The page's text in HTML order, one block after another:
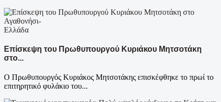
Ελλάδα
Επίσκεψη του Πρωθυπουργού Κυριάκου Μητσοτάκη
στο...
Ο Πρωθυπουργός Κυριάκος Μητσοτάκης επισκέφθηκε το πρωί το
επιτηρητικό φυλάκιο του...